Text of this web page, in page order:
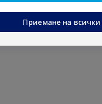
≥
Приемане на